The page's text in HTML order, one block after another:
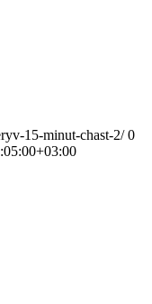
15-minut-chast-2/ 0